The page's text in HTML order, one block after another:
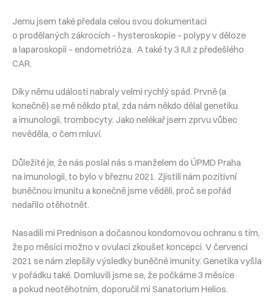
Jemu jsem také předala celou svou dokumentaci
o prodělaných zákrocích – hysteroskopie – polypy v děloze
a laparoskopii – endometrióza. A také ty 3 IUI z předešlého
CAR.
Díky němu události nabraly velmi rychlý spád. Prvně (a
konečně) se mě někdo ptal, zda nám někdo dělal genetiku
a imunologii, trombocyty. Jako nelékař jsem zprvu vůbec
nevěděla, o čem mluví.
Důležité je, že nás poslal nás s manželem do ÚPMD Praha
na imunologii, to bylo v březnu 2021. Zjistili nám pozitivní
buněčnou imunitu a konečně jsme věděli, proč se pořád
nedařilo otěhotnět.
Nasadili mi Prednison a dočasnou kondomovou ochranu s tím,
že po měsíci možno v ovulaci zkoušet koncepci. V červenci
2021 se nám zlepšily výsledky buněčné imunity. Genetika vyšla
v pořádku také. Domluvili jsme se, že počkáme 3 měsíce
a pokud neotěhotním, doporučil mi Sanatorium Helios.